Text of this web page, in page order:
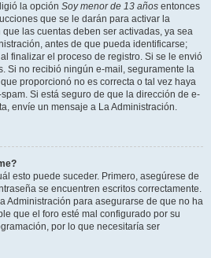
la opción Soy menor de 13 años entonces
que se le darán para activar la
las cuentas deben ser activadas, ya sea
antes de que pueda identificarse;
finalizar el proceso de registro. Si se le envió
Si no recibió ningún e-mail, seguramente la
proporcionó no es correcta o tal vez haya
Si está seguro de que la dirección de e-
envíe un mensaje a La Administración.
esto puede suceder. Primero, asegúrese de
se encuentren escritos correctamente.
Administración para asegurarse de que no ha
que el foro esté mal configurado por su
por lo que necesitaría ser